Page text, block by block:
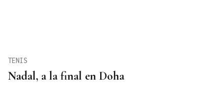
Nadal, a la final en Doha
TENIS